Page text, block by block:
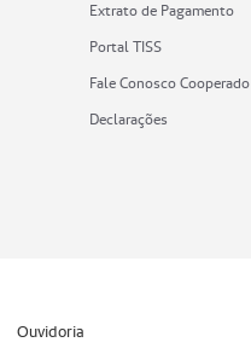
Extrato de Pagamento
Portal TISS
Fale Conosco Cooperado
Declarações
Ouvidoria